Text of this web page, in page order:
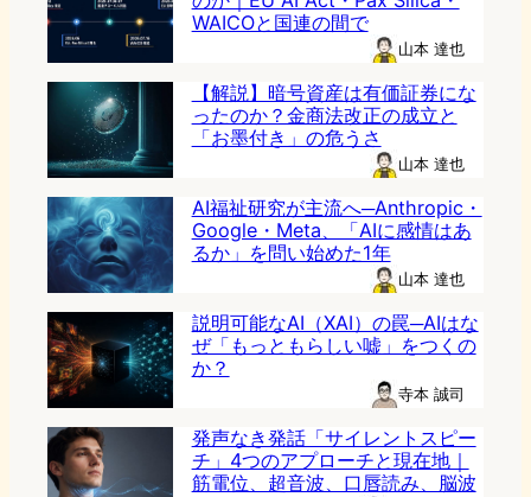
WAICOと国連の間で
山本 達也
【解説】暗号資産は有価証券にな
ったのか？金商法改正の成立と
「お墨付き」の危うさ
山本 達也
AI福祉研究が主流へ─Anthropic・
Google・Meta、「AIに感情はあ
るか」を問い始めた1年
山本 達也
説明可能なAI（XAI）の罠─AIはな
ぜ「もっともらしい嘘」をつくの
か？
寺本 誠司
発声なき発話「サイレントスピー
チ」4つのアプローチと現在地｜
筋電位、超音波、口唇読み、脳波